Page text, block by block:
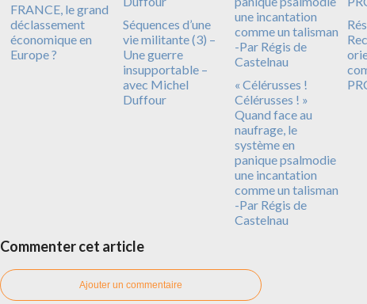
FRANCE, le grand
déclassement
économique en
Europe ?
Séquences d’une
vie militante (3) –
Une guerre
insupportable –
avec Michel
Duffour
« Célérusses !
Célérusses ! »
Quand face au
naufrage, le
système en
panique psalmodie
une incantation
comme un talisman
-Par Régis de
Castelnau
Commenter cet article
Ajouter un commentaire